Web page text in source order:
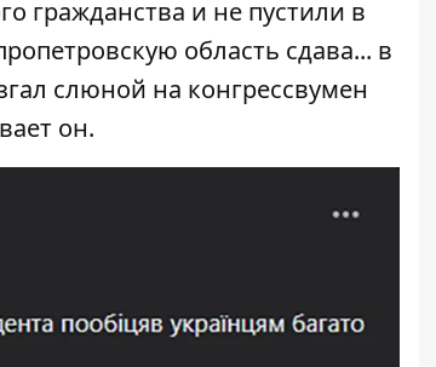
гражданства и не пустили в
область сдава... в
слюной на конгрессвумен
он.